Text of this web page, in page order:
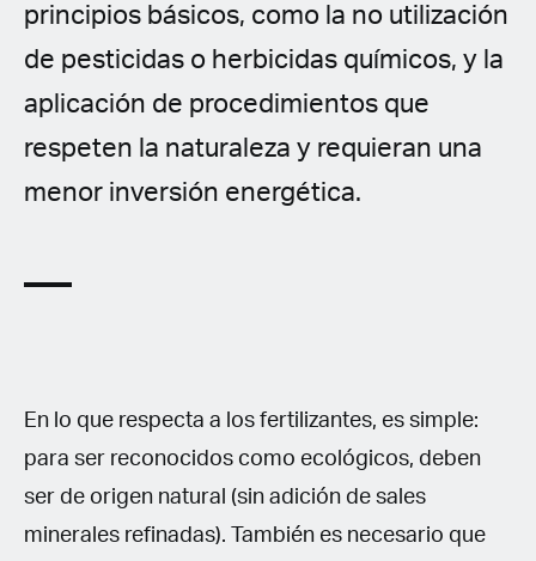
principios básicos, como la no utilización
de pesticidas o herbicidas químicos, y la
aplicación de procedimientos que
respeten la naturaleza y requieran una
menor inversión energética.
En lo que respecta a los fertilizantes, es simple:
para ser reconocidos como ecológicos, deben
ser de origen natural (sin adición de sales
minerales refinadas). También es necesario que